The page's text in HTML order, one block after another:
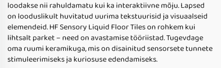
loodakse nii rahuldamatu kui ka interaktiivne mõju. Lapsed
on looduslikult huvitatud uurima tekstuurisid ja visuaalseid
elemendeid. HF Sensory Liquid Floor Tiles on rohkem kui
lihtsalt parket – need on avastamise tööriistad. Tugevdage
oma ruumi keramikuga, mis on disainitud sensorsete tunnete
stimuleerimiseks ja kuriosuse edendamiseks.